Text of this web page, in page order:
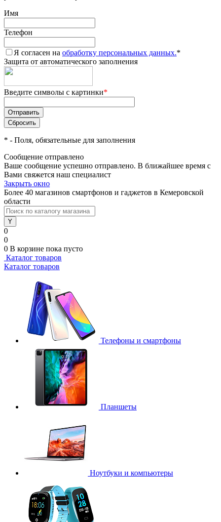
Имя
Телефон
Я согласен на обработку персональных данных.*
Защита от автоматического заполнения
Введите символы с картинки*
* - Поля, обязательные для заполнения
Сообщение отправлено
Ваше сообщение успешно отправлено. В ближайшее время с
Вами свяжется наш специалист
Закрыть окно
Более 40 магазинов смартфонов и гаджетов в Кемеровской
области
0
0
0 В корзине пока пусто
Каталог товаров
Каталог товаров
Телефоны и смартфоны
Планшеты
Ноутбуки и компьютеры